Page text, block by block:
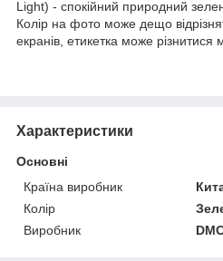
Light) - спокійний природний
Колір на фото може дещо
екранів, етикетка може різнитися
Характеристики
Основні
Країна виробник
Колір
Виробник